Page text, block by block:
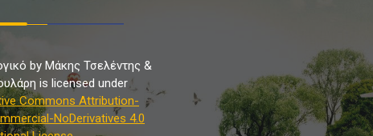
by Μάκης Τσελέντης &
is licensed under
Commons Attribution-
NoDerivatives 4.0